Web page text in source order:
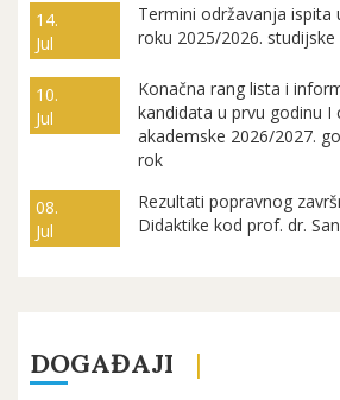
14.
Jul
Termini održavanja ispita
roku 2025/2026. studijske
10.
Jul
Konačna rang lista i
kandidata u prvu godinu I
akademske 2026/2027.
rok
08.
Jul
Rezultati popravnog
Didaktike kod prof. dr.
DOGAĐAJI